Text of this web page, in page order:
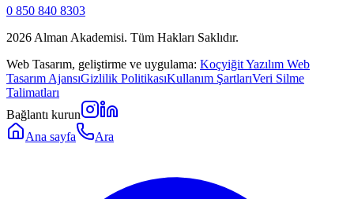
0 850 840 8303
2026 Alman Akademisi. Tüm Hakları Saklıdır.
Web Tasarım, geliştirme ve uygulama: Koçyiğit Yazılım Web
Tasarım AjansıGizlilik PolitikasıKullanım ŞartlarıVeri Silme
Talimatları
Bağlantı kurun
Ana sayfa
Ara